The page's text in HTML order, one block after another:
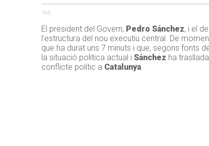
190
El president del Govern, Pedro Sánchez, i el
l’estructura del nou executiu central. De
que ha durat uns 7 minuts i que, segons fonts
la situació política actual i Sánchez ha
conflicte polític a Catalunya.